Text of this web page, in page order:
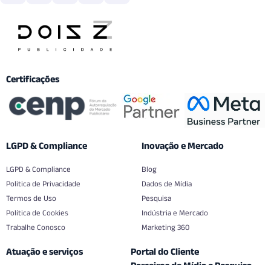
Certificações
LGPD & Compliance
LGPD & Compliance
Politica de Privacidade
Termos de Uso
Política de Cookies
Trabalhe Conosco
Inovação e Mercado
Blog
Dados de Mídia
Pesquisa
Indústria e Mercado
Marketing 360
Atuação e serviços
Portal do Cliente